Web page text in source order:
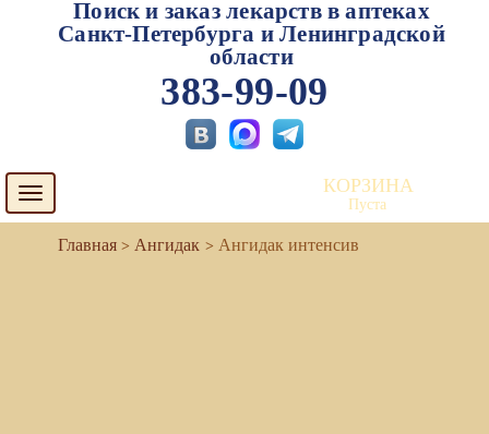
Поиск и заказ лекарств в аптеках
Санкт-Петербурга и Ленинградской
области
383-99-09
Toggle
navigation
КОРЗИНА
Пуста
Ангидак Ангидак интенсив